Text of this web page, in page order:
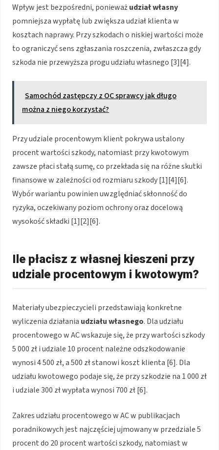
Wpływ jest bezpośredni, ponieważudział własny
pomniejsza wypłatę lub zwiększa udział klienta w
kosztach naprawy. Przy szkodach o niskiej wartości może
to ograniczyć sens zgłaszania roszczenia, zwłaszcza gdy
szkoda nie przewyższa progu udziału własnego [3][4].
Samochód zastępczy z OC sprawcy jak długo
można z niego korzystać?
Przy udziale procentowym klient pokrywa ustalony
procent wartości szkody, natomiast przy kwotowym
zawsze płaci stałą sumę, co przekłada się na różne skutki
finansowe w zależności od rozmiaru szkody [1][4][6].
Wybór wariantu powinien uwzględniać skłonność do
ryzyka, oczekiwany poziom ochrony oraz docelową
wysokość składki [1][2][6].
Ile płacisz z własnej kieszeni przy
udziale procentowym i kwotowym?
Materiały ubezpieczycieli przedstawiają konkretne
wyliczenia działania udziału własnego. Dla udziału
procentowego w AC wskazuje się, że przy wartości szkody
5 000 zł i udziale 10 procent należne odszkodowanie
wynosi 4 500 zł, a 500 zł stanowi koszt klienta [6]. Dla
udziału kwotowego podaje się, że przy szkodzie na 1 000 zł
i udziale 300 zł wypłata wynosi 700 zł [6].
Zakres udziału procentowego w AC w publikacjach
poradnikowych jest najczęściej ujmowany w przedziale 5
procent do 20 procent wartości szkody, natomiast w